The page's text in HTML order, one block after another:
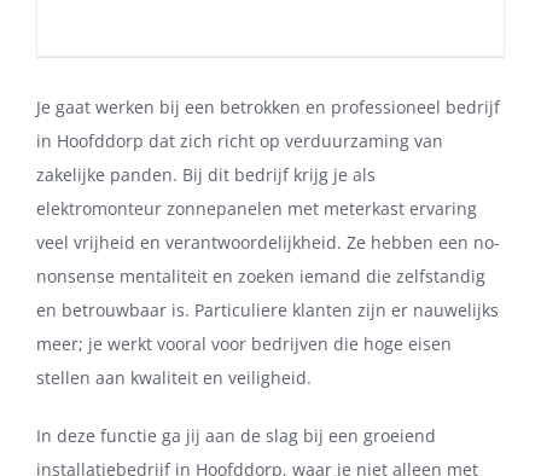
Je gaat werken bij een betrokken en professioneel bedrijf
in Hoofddorp dat zich richt op verduurzaming van
zakelijke panden. Bij dit bedrijf krijg je als
elektromonteur zonnepanelen met meterkast ervaring
veel vrijheid en verantwoordelijkheid. Ze hebben een no-
nonsense mentaliteit en zoeken iemand die zelfstandig
en betrouwbaar is. Particuliere klanten zijn er nauwelijks
meer; je werkt vooral voor bedrijven die hoge eisen
stellen aan kwaliteit en veiligheid.
In deze functie ga jij aan de slag bij een groeiend
installatiebedrijf in Hoofddorp, waar je niet alleen met